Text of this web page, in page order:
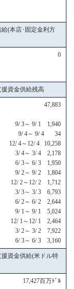
(本店･固定金利方
0
資金供給残高
47,883
9/ 3～ 9/ 1 1,940
9/ 4～ 9/ 4 34
12/ 4～12/ 4 10,258
3/ 4～ 3/ 4 2,178
6/ 3～ 6/ 3 1,950
9/ 2～ 9/ 2 1,804
12/ 2～12/ 2 1,712
3/ 3～ 3/ 3 6,793
6/ 2～ 6/ 2 2,644
9/ 1～ 9/ 1 5,024
12/ 1～12/ 1 2,464
3/ 2～ 3/ 2 7,922
6/ 3～ 6/ 3 3,160
資金供給(米ドル特
17,427百万ﾄﾞﾙ